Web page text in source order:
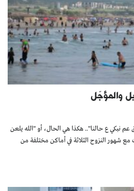
والمؤجّل
نبكي ع حالنا".. هكذا هي الحال، أو "الله يلعن
مع شهور النزوح الثلاثة في أماكن مختلفة من